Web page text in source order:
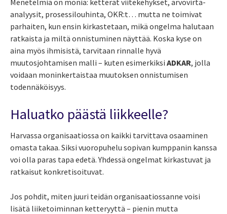
Menetelmiä on monia: ketterät viitekehykset, arvovirta-
analyysit, prosessilouhinta, OKR:t… mutta ne toimivat
parhaiten, kun ensin kirkastetaan, mikä ongelma halutaan
ratkaista ja miltä onnistuminen näyttää. Koska kyse on
aina myös ihmisistä, tarvitaan rinnalle hyvä
muutosjohtamisen malli – kuten esimerkiksi ADKAR, jolla
voidaan moninkertaistaa muutoksen onnistumisen
todennäköisyys.
Haluatko päästä liikkeelle?
Harvassa organisaatiossa on kaikki tarvittava osaaminen
omasta takaa. Siksi vuoropuhelu sopivan kumppanin kanssa
voi olla paras tapa edetä. Yhdessä ongelmat kirkastuvat ja
ratkaisut konkretisoituvat.
Jos pohdit, miten juuri teidän organisaatiossanne voisi
lisätä liiketoiminnan ketteryyttä – pienin mutta